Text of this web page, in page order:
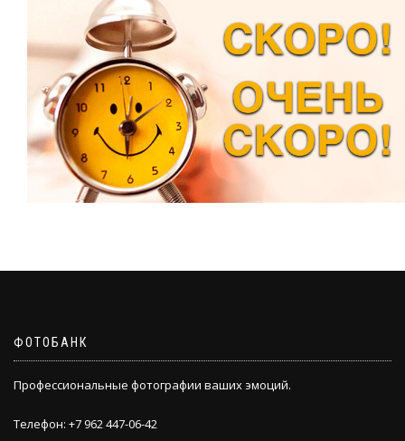
ФОТОБАНК
Профессиональные фотографии ваших эмоций.
Телефон: +7 962 447-06-42